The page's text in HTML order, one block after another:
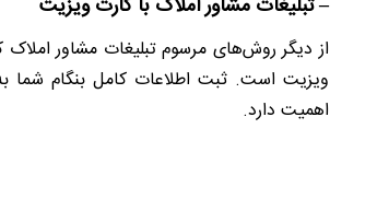
از دیگر روش‌های مرسوم تبلیغات مشاور
ویزیت است. ثبت اطلاعات کامل بنگام شما
اهمیت دارد.